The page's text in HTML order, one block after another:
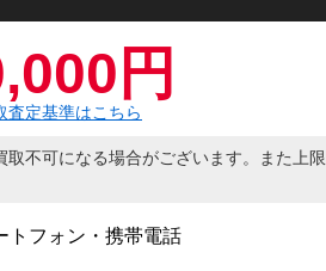
円
査定基準はこちら
不可になる場合がございます。また上
トフォン・携帯電話